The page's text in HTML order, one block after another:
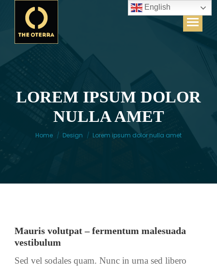
LOREM IPSUM DOLOR
NULLA AMET
You are here:
Home Design Lorem ipsum dolor nulla amet
Mauris volutpat – fermentum malesuada
vestibulum
Sed vel sodales quam. Nunc in urna sed libero
English